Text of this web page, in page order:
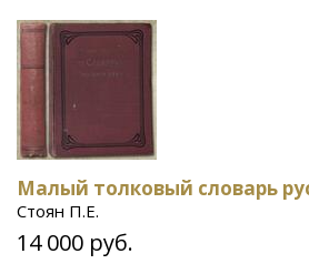
Малый толковый словарь
Стоян П.Е.
14 000 руб.